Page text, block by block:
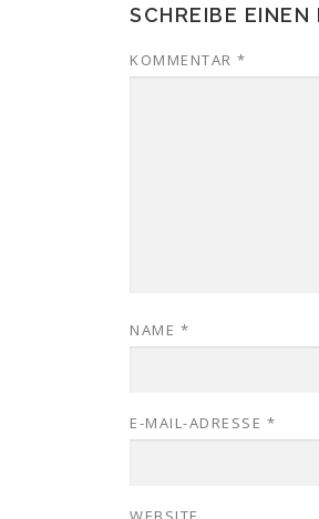
SCHREIBE EINEN
KOMMENTAR *
NAME *
E-MAIL-ADRESSE *